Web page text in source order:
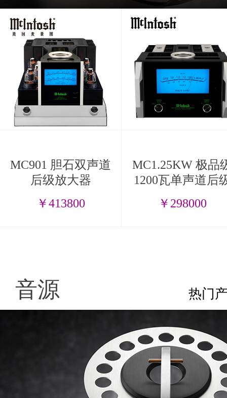
MC901 胆石双声道
后级放大器
￥413800
MC1.25KW 极品
1200瓦单声道后
￥298000
音源 热门